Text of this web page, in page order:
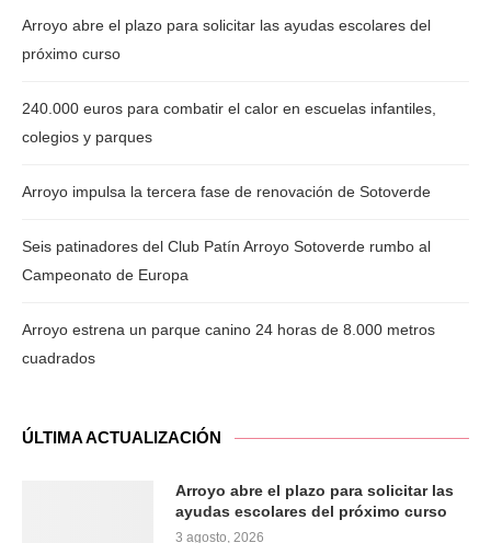
Arroyo abre el plazo para solicitar las ayudas escolares del
próximo curso
240.000 euros para combatir el calor en escuelas infantiles,
colegios y parques
Arroyo impulsa la tercera fase de renovación de Sotoverde
Seis patinadores del Club Patín Arroyo Sotoverde rumbo al
Campeonato de Europa
Arroyo estrena un parque canino 24 horas de 8.000 metros
cuadrados
ÚLTIMA ACTUALIZACIÓN
Arroyo abre el plazo para solicitar las
ayudas escolares del próximo curso
3 agosto, 2026